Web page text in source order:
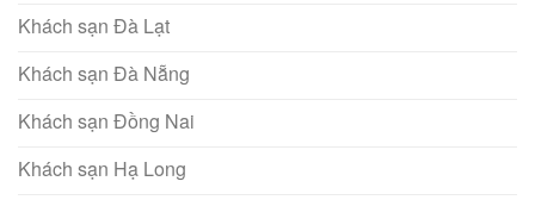
Khách sạn Đà Lạt
Khách sạn Đà Nẵng
Khách sạn Đồng Nai
Khách sạn Hạ Long